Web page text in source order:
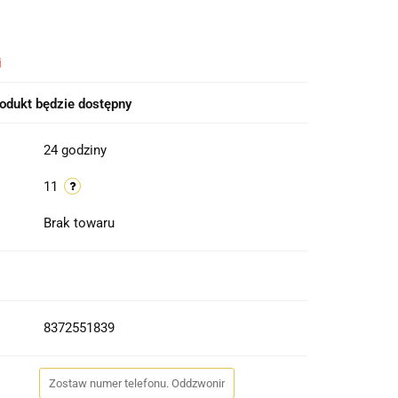
będzie dostępny
24 godziny
11
Brak towaru
8372551839